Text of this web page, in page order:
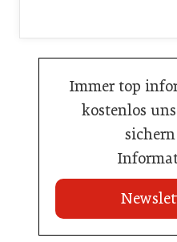
Immer top
kostenlos